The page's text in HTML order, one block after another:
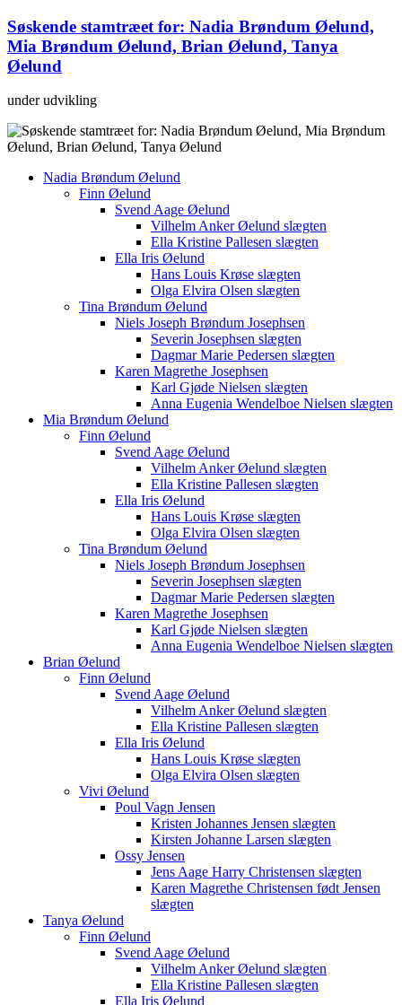
Søskende stamtræet for: Nadia Brøndum Øelund,
Mia Brøndum Øelund, Brian Øelund, Tanya
Øelund
under udvikling
Nadia Brøndum Øelund
Finn Øelund
Svend Aage Øelund
Vilhelm Anker Øelund slægten
Ella Kristine Pallesen slægten
Ella Iris Øelund
Hans Louis Krøse slægten
Olga Elvira Olsen slægten
Tina Brøndum Øelund
Niels Joseph Brøndum Josephsen
Severin Josephsen slægten
Dagmar Marie Pedersen slægten
Karen Magrethe Josephsen
Karl Gjøde Nielsen slægten
Anna Eugenia Wendelboe Nielsen slægten
Mia Brøndum Øelund
Finn Øelund
Svend Aage Øelund
Vilhelm Anker Øelund slægten
Ella Kristine Pallesen slægten
Ella Iris Øelund
Hans Louis Krøse slægten
Olga Elvira Olsen slægten
Tina Brøndum Øelund
Niels Joseph Brøndum Josephsen
Severin Josephsen slægten
Dagmar Marie Pedersen slægten
Karen Magrethe Josephsen
Karl Gjøde Nielsen slægten
Anna Eugenia Wendelboe Nielsen slægten
Brian Øelund
Finn Øelund
Svend Aage Øelund
Vilhelm Anker Øelund slægten
Ella Kristine Pallesen slægten
Ella Iris Øelund
Hans Louis Krøse slægten
Olga Elvira Olsen slægten
Vivi Øelund
Poul Vagn Jensen
Kristen Johannes Jensen slægten
Kirsten Johanne Larsen slægten
Ossy Jensen
Jens Aage Harry Christensen slægten
Karen Magrethe Christensen født Jensen
slægten
Tanya Øelund
Finn Øelund
Svend Aage Øelund
Vilhelm Anker Øelund slægten
Ella Kristine Pallesen slægten
Ella Iris Øelund